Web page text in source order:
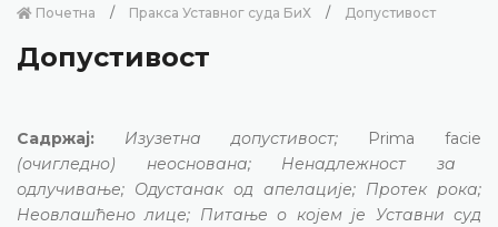
Почетна Пракса Уставног суда БиХ Допустивост
Допустивост
Садржај: Изузетна допустивост;
Prima facie
(очигледно) неоснована; Ненадлежност за
одлучивање; Одустанак од апелације; Протек рока;
Неовлашћено лице; Питање о којем је Уставни суд